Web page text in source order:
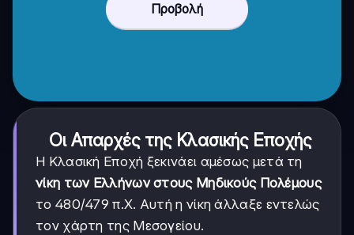
Προβολή
Οι Απαρχές της Κλασικής Εποχής
Η Κλασική Εποχή ξεκινάει αμέσως μετά τη
νίκη των Ελλήνων στους Μηδικούς Πολέμους
το 480/479 π.Χ. Αυτή η νίκη άλλαξε εντελώς
τον χάρτη της Μεσογείου.